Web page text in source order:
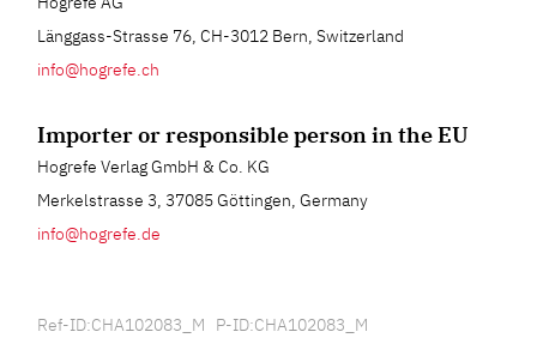
Länggass-Strasse 76, CH-3012 Bern, Switzerland
info@hogrefe.ch
Importer or responsible person in the EU
Hogrefe Verlag GmbH & Co. KG
Merkelstrasse 3, 37085 Göttingen, Germany
info@hogrefe.de
Ref-ID:CHA102083_M P-ID:CHA102083_M